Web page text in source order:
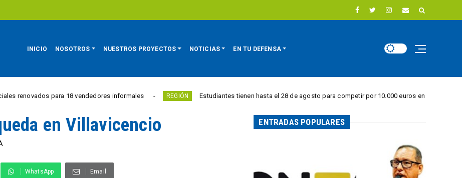
INICIO NOSOTROS NUESTROS PROYECTOS NOTICIAS EN TU DEFENSA
para 18 vendedores informales REGIÓN Estudiantes tienen hasta el 28 de agosto para competir por 10.000 euros en innovación energética
en Villavicencio
WhatsApp Email
ENTRADAS POPULARES